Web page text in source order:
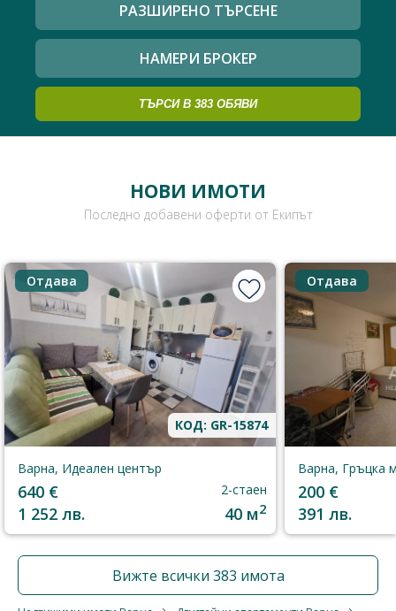
РАЗШИРЕНО ТЪРСЕНЕ
НАМЕРИ БРОКЕР
ТЪРСИ В 383 ОБЯВИ
НОВИ ИМОТИ
Последно добавени оферти от Екипът
Отдава
КОД: GR-15874
Варна, Идеален център
640 €
1 252 лв.
2-стаен
40 м2
Отдава
Варна, Гръцка
200 €
391 лв.
Вижте всички 383 имота